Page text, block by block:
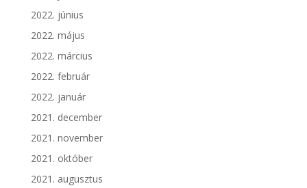
2022. június
2022. május
2022. március
2022. február
2022. január
2021. december
2021. november
2021. október
2021. augusztus